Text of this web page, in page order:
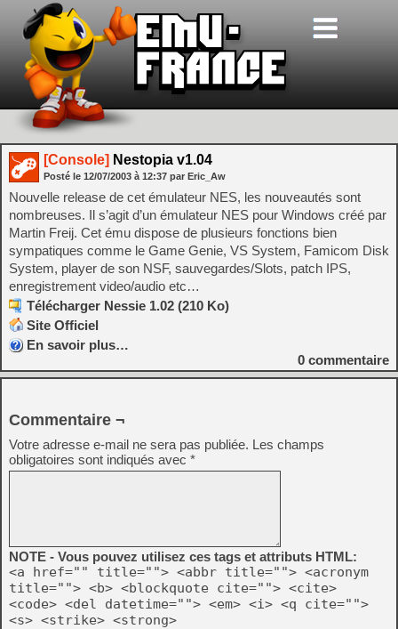
[Console] Nestopia v1.04
Posté le 12/07/2003 à 12:37 par Eric_Aw
Nouvelle release de cet émulateur NES, les nouveautés sont
nombreuses. Il s’agit d’un émulateur NES pour Windows créé par
Martin Freij. Cet ému dispose de plusieurs fonctions bien
sympatiques comme le Game Genie, VS System, Famicom Disk
System, player de son NSF, sauvegardes/Slots, patch IPS,
enregistrement video/audio etc…
Télécharger Nessie 1.02 (210 Ko)
Site Officiel
En savoir plus…
0 commentaire
Commentaire ¬
Votre adresse e-mail ne sera pas publiée. Les champs
obligatoires sont indiqués avec *
NOTE - Vous pouvez utilisez ces tags et attributs HTML:
<a href="" title=""> <abbr title=""> <acronym
title=""> <b> <blockquote cite=""> <cite>
<code> <del datetime=""> <em> <i> <q cite="">
<s> <strike> <strong>